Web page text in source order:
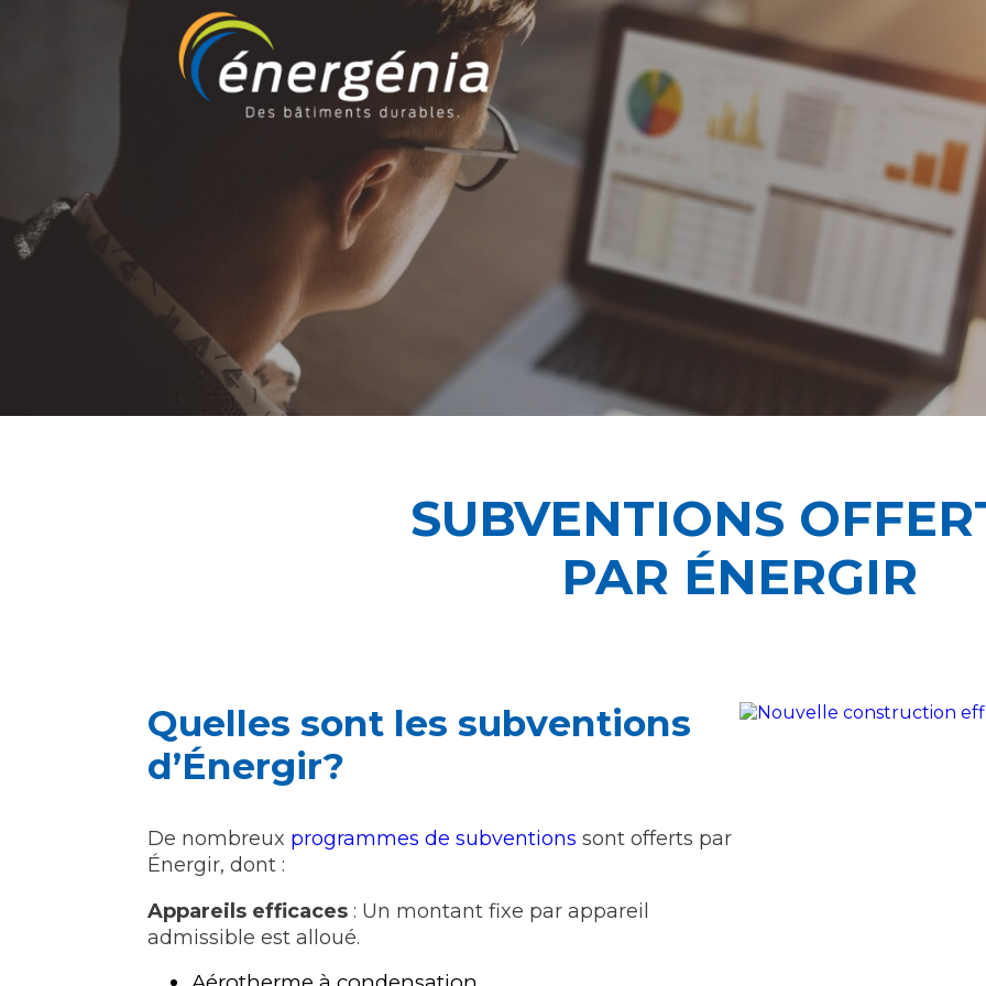
SUBVENTIONS
PAR ÉNERGIR
Quelles sont les subventions
d’Énergir?
De nombreux programmes de subventions sont offerts par
Énergir, dont :
Appareils efficaces : Un montant fixe par appareil
admissible est alloué.